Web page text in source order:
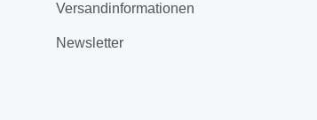
Versandinformationen
Newsletter